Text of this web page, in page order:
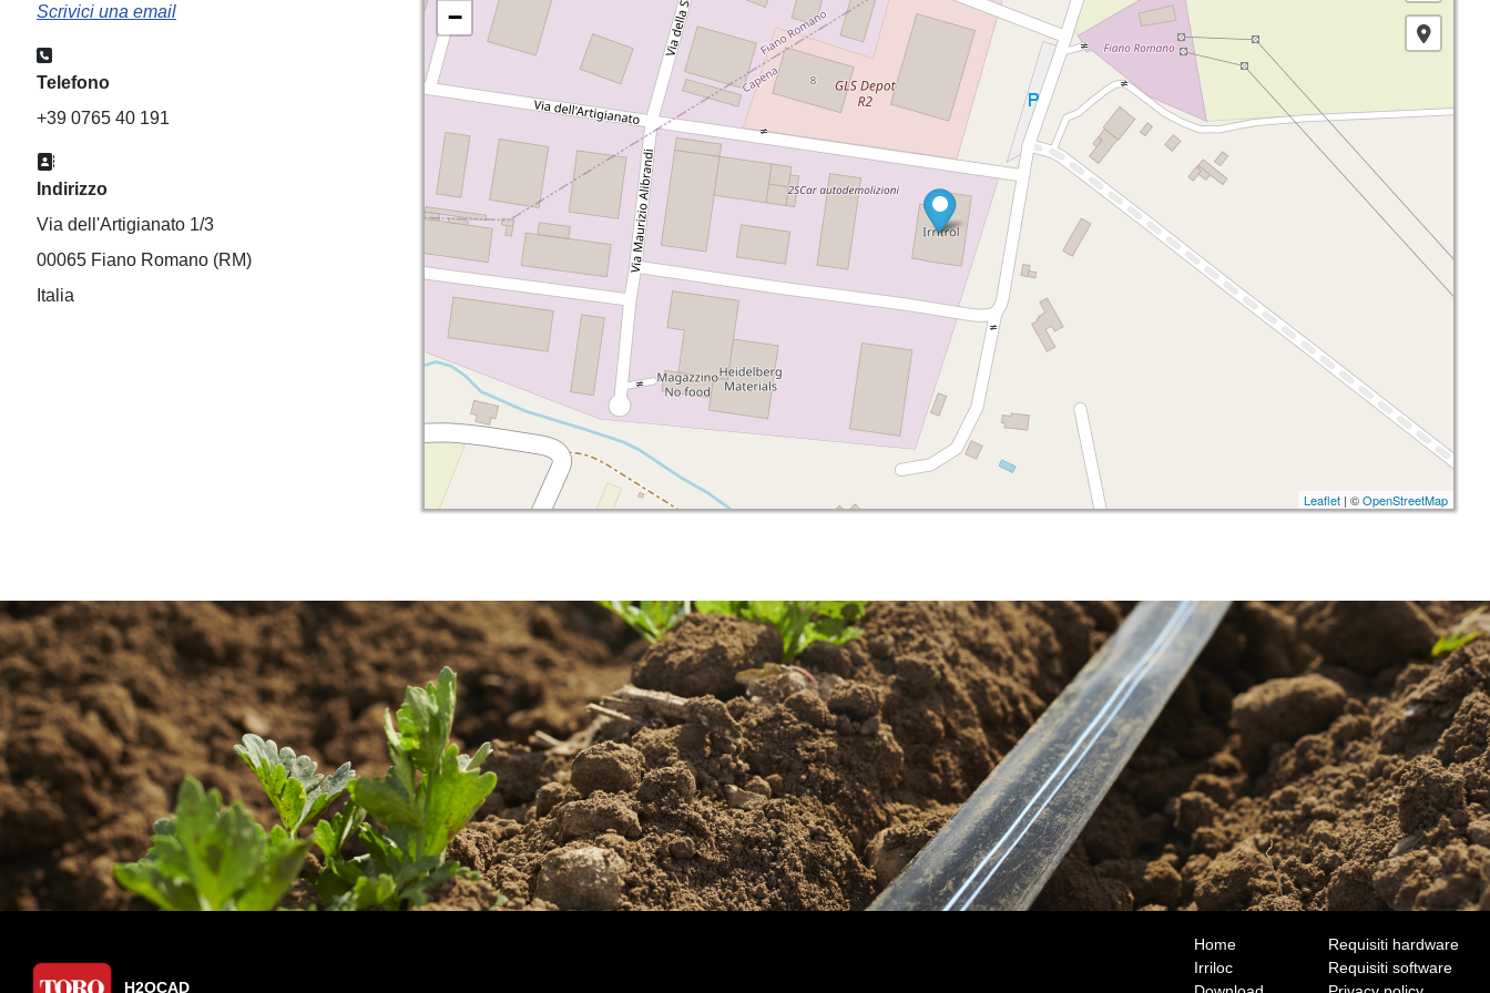
Scrivici una email
Telefono:
Telefono
+39 0765 40 191
Indirizzo:
Indirizzo
Via dell'Artigianato 1/3
00065 Fiano Romano (RM)
Italia
−
Leaflet | ©OpenStreetMap
H2OCAD
Home
Irriloc
Requisiti hardware
Requisiti software